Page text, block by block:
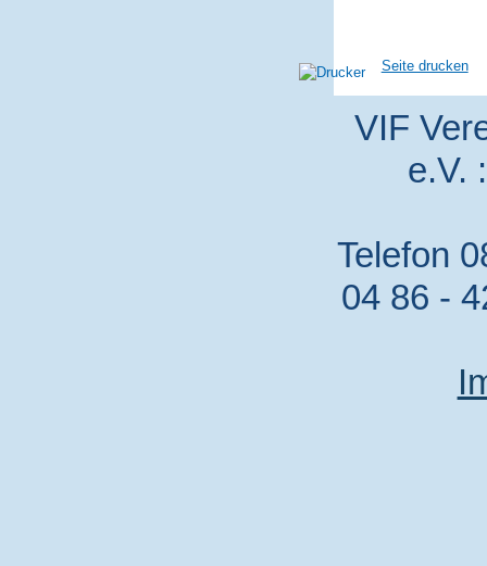
Seite drucken
VIF
e.V.
Telefon
04 86 -